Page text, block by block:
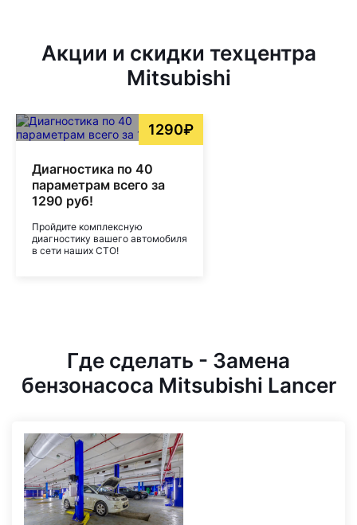
Акции и скидки техцентра
Mitsubishi
1290₽
Диагностика по 40
параметрам всего за
1290 руб!
Пройдите комплексную
диагностику вашего автомобиля
в сети наших СТО!
Где сделать - Замена
бензонасоса Mitsubishi Lancer